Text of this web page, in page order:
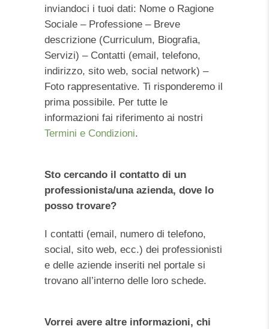
inviandoci i tuoi dati: Nome o Ragione
Sociale – Professione – Breve
descrizione (Curriculum, Biografia,
Servizi) – Contatti (email, telefono,
indirizzo, sito web, social network) –
Foto rappresentative. Ti risponderemo il
prima possibile. Per tutte le
informazioni fai riferimento ai nostri
Termini e Condizioni.
Sto cercando il contatto di un
professionista/una azienda, dove lo
posso trovare?
I contatti (email, numero di telefono,
social, sito web, ecc.) dei professionisti
e delle aziende inseriti nel portale si
trovano all’interno delle loro schede.
Vorrei avere altre informazioni, chi